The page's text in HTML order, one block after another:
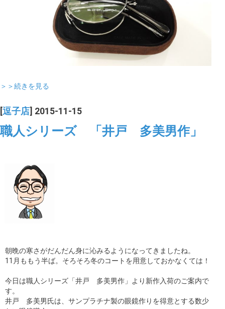
＞＞続きを見る
逗子店 ] 2015-11-15
職人シリーズ 「井戸 多美男作」
朝晩の寒さがだんだん身に沁みるようになってきましたね。
11月ももう半ば。そろそろ冬のコートを用意しておかなくては！
今日は職人シリーズ「井戸 多美男作」より新作入荷のご案内で
す。
井戸 多美男氏は、サンプラチナ製の眼鏡作りを得意とする数少